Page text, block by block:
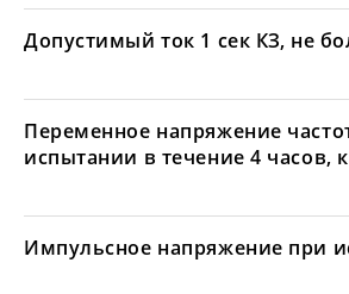
Допустимый ток 1 сек КЗ, не
Переменное напряжение
испытании в течение 4 часов,
Импульсное напряжение при